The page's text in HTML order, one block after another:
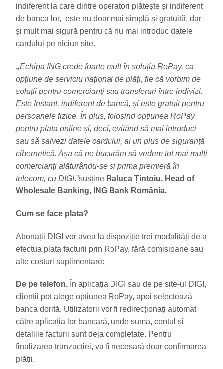
indiferent la care dintre operatori plătește și indiferent
de banca lor, este nu doar mai simplă și gratuită, dar
și mult mai sigură pentru că nu mai introduc datele
cardului pe niciun site.
„Echipa ING crede foarte mult în soluția RoPay, ca
opțiune de serviciu național de plăți, fie că vorbim de
soluții pentru comercianți sau transferuri între indivizi.
Este Instant, indiferent de bancă, și este gratuit pentru
persoanele fizice. În plus, folosind opțiunea RoPay
pentru plata online și, deci, evitând să mai introduci
sau să salvezi datele cardului, ai un plus de siguranță
cibernetică. Așa că ne bucurăm să vedem tot mai mulți
comercianți alăturându-se și prima premieră în
telecom, cu DIGI.”susține Raluca Țintoiu, Head of
Wholesale Banking, ING Bank România.
Cum se face plata?
Abonații DIGI vor avea la dispoziție trei modalități de a
efectua plata facturii prin RoPay, fără comisioane sau
alte costuri suplimentare:
De pe telefon. În aplicația DIGI sau de pe site-ul DIGI,
clienții pot alege opțiunea RoPay, apoi selectează
banca dorită. Utilizatorii vor fi redirecționați automat
către aplicația lor bancară, unde suma, contul și
detaliile facturii sunt deja completate. Pentru
finalizarea tranzacției, va fi necesară doar confirmarea
plății.